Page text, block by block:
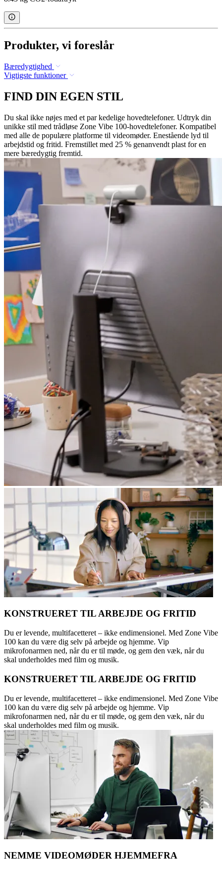
Produkter, vi foreslår
Bæredygtighed
Vigtigste funktioner
FIND DIN EGEN STIL
Du skal ikke nøjes med et par kedelige hovedtelefoner. Udtryk din
unikke stil med trådløse Zone Vibe 100-hovedtelefoner. Kompatibel
med alle de populære platforme til videomøder. Enestående lyd til
arbejdstid og fritid. Fremstillet med 25 % genanvendt plast for en
mere bæredygtig fremtid.
KONSTRUERET TIL ARBEJDE OG FRITID
Du er levende, multifacetteret – ikke endimensionel. Med Zone Vibe
100 kan du være dig selv på arbejde og hjemme. Vip
mikrofonarmen ned, når du er til møde, og gem den væk, når du
skal underholdes med film og musik.
KONSTRUERET TIL ARBEJDE OG FRITID
Du er levende, multifacetteret – ikke endimensionel. Med Zone Vibe
100 kan du være dig selv på arbejde og hjemme. Vip
mikrofonarmen ned, når du er til møde, og gem den væk, når du
skal underholdes med film og musik.
NEMME VIDEOMØDER HJEMMEFRA